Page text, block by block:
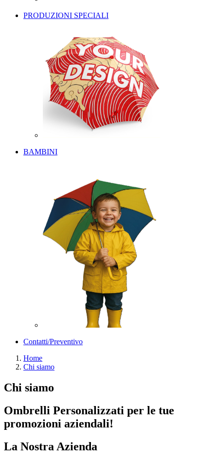
PRODUZIONI SPECIALI
BAMBINI
Contatti/Preventivo
Home
Chi siamo
Chi siamo
Ombrelli Personalizzati per le tue
promozioni aziendali!
La Nostra Azienda